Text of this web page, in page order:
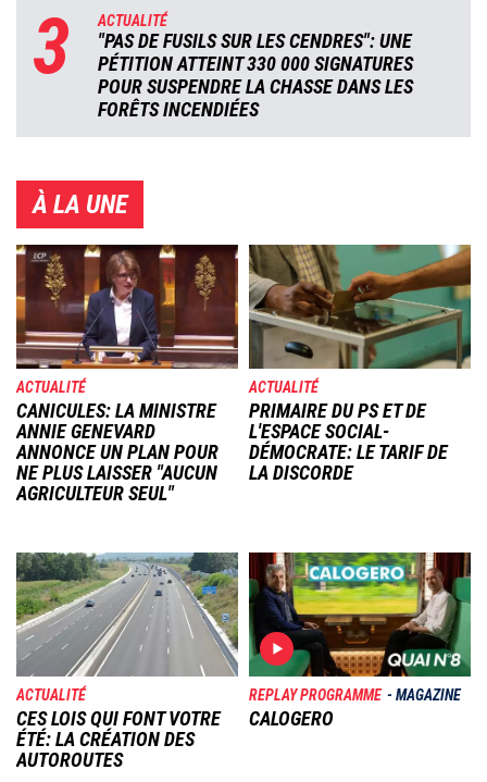
3 ACTUALITÉ
"PAS DE FUSILS SUR LES CENDRES": UNE
PÉTITION ATTEINT 330 000 SIGNATURES
POUR SUSPENDRE LA CHASSE DANS LES
FORÊTS INCENDIÉES
À LA UNE
Image
ACTUALITÉ
CANICULES: LA MINISTRE
ANNIE GENEVARD
ANNONCE UN PLAN POUR
NE PLUS LAISSER "AUCUN
AGRICULTEUR SEUL"
Image
ACTUALITÉ
PRIMAIRE DU PS ET DE
L'ESPACE SOCIAL-
DÉMOCRATE: LE TARIF DE
LA DISCORDE
Image
ACTUALITÉ
CES LOIS QUI FONT VOTRE
ÉTÉ: LA CRÉATION DES
AUTOROUTES
Image
REPLAY PROGRAMME MAGAZINE
CALOGERO